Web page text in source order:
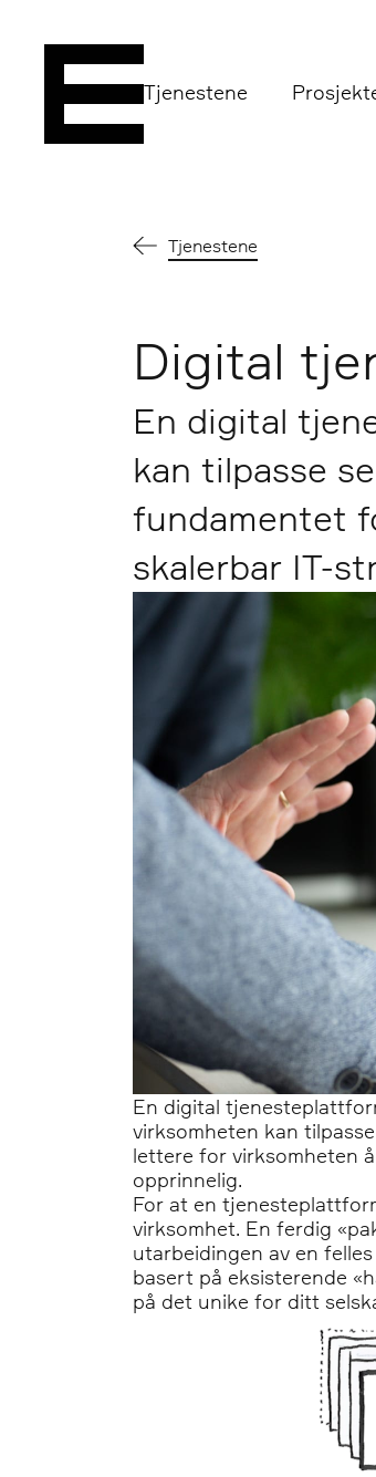
Tjenestene
Tjenestene
Digital
En digital
kan tilpasse
fundamentet
skalerbar IT-
En digital
virksomheten kan
lettere for virksomheten
opprinnelig.
For at en
virksomhet. En ferdig
utarbeidingen av en
basert på eksisterende
på det unike for ditt